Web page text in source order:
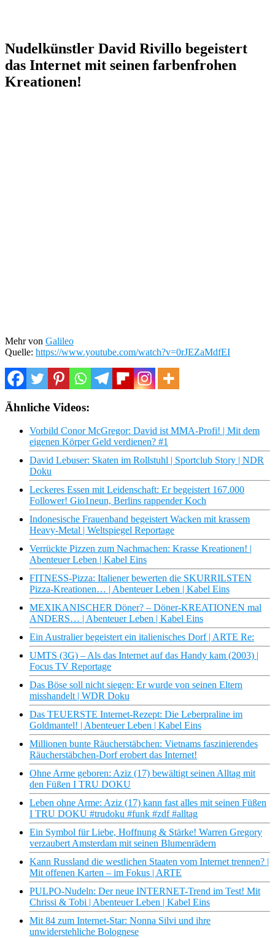
Nudelkünstler David Rivillo begeistert
das Internet mit seinen farbenfrohen
Kreationen!
Mehr von Galileo
Quelle: https://www.youtube.com/watch?v=0rJEZaMdfEI
Ähnliche Videos:
Vorbild Conor McGregor: David ist MMA-Profi! | Mit dem
eigenen Körper Geld verdienen? #1
David Lebuser: Skaten im Rollstuhl | Sportclub Story | NDR
Doku
Leckeres Essen mit Leidenschaft: Er begeistert 167.000
Follower! Gio1neun, Berlins rappender Koch
Indonesische Frauenband begeistert Wacken mit krassem
Heavy-Metal | Weltspiegel Reportage
Verrückte Pizzen zum Nachmachen: Krasse Kreationen! |
Abenteuer Leben | Kabel Eins
FITNESS-Pizza: Italiener bewerten die SKURRILSTEN
Pizza-Kreationen… | Abenteuer Leben | Kabel Eins
MEXIKANISCHER Döner? – Döner-KREATIONEN mal
ANDERS… | Abenteuer Leben | Kabel Eins
Ein Australier begeistert ein italienisches Dorf | ARTE Re:
UMTS (3G) – Als das Internet auf das Handy kam (2003) |
Focus TV Reportage
Das Böse soll nicht siegen: Er wurde von seinen Eltern
misshandelt | WDR Doku
Das TEUERSTE Internet-Rezept: Die Leberpraline im
Goldmantel! | Abenteuer Leben | Kabel Eins
Millionen bunte Räucherstäbchen: Vietnams faszinierendes
Räucherstäbchen-Dorf erobert das Internet!
Ohne Arme geboren: Aziz (17) bewältigt seinen Alltag mit
den Füßen I TRU DOKU
Leben ohne Arme: Aziz (17) kann fast alles mit seinen Füßen
I TRU DOKU #trudoku #funk #zdf #alltag
Ein Symbol für Liebe, Hoffnung & Stärke! Warren Gregory
verzaubert Amsterdam mit seinen Blumenrädern
Kann Russland die westlichen Staaten vom Internet trennen? |
Mit offenen Karten – im Fokus | ARTE
PULPO-Nudeln: Der neue INTERNET-Trend im Test! Mit
Chrissi & Tobi | Abenteuer Leben | Kabel Eins
Mit 84 zum Internet-Star: Nonna Silvi und ihre
unwiderstehliche Bolognese